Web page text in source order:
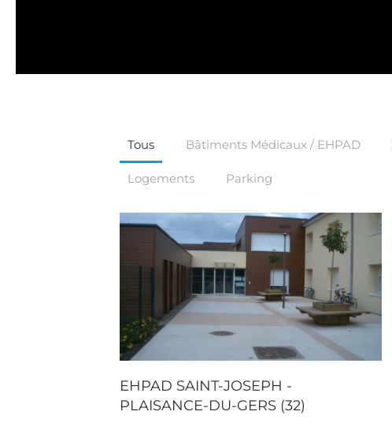
Tous Bâtiments Médicaux / EHPAD
Logements Parking
EHPAD SAINT-JOSEPH -
PLAISANCE-DU-GERS (32)